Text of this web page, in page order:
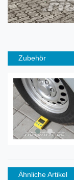
Zubehör
Ähnliche Artikel